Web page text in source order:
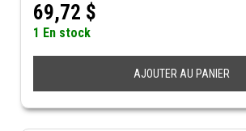
69,72 $
1 En stock
AJOUTER AU PANIER